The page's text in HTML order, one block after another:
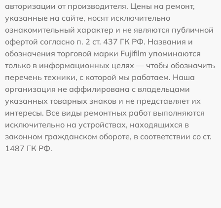
авторизации от производителя. Цены на ремонт,
указанные на сайте, носят исключительно
ознакомительный характер и не являются публичной
офертой согласно п. 2 ст. 437 ГК РФ. Названия и
обозначения торговой марки Fujifilm упоминаются
только в информационных целях — чтобы обозначить
перечень техники, с которой мы работаем. Наша
организация не аффилирована с владельцами
указанных товарных знаков и не представляет их
интересы. Все виды ремонтных работ выполняются
исключительно на устройствах, находящихся в
законном гражданском обороте, в соответствии со ст.
1487 ГК РФ.